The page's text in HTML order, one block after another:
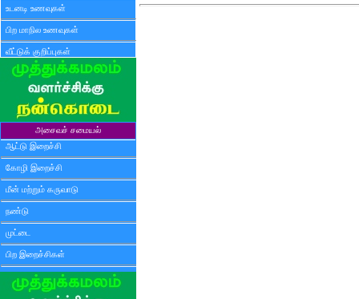
உடனடி உணவுகள்
பிற மாநில உணவுகள்
வீட்டுக் குறிப்புகள்
அசைவச் சமையல்
ஆட்டு இறைச்சி
கோழி இறைச்சி
மீன் மற்றும் கருவாடு
நண்டு
முட்டை
பிற இறைச்சிகள்